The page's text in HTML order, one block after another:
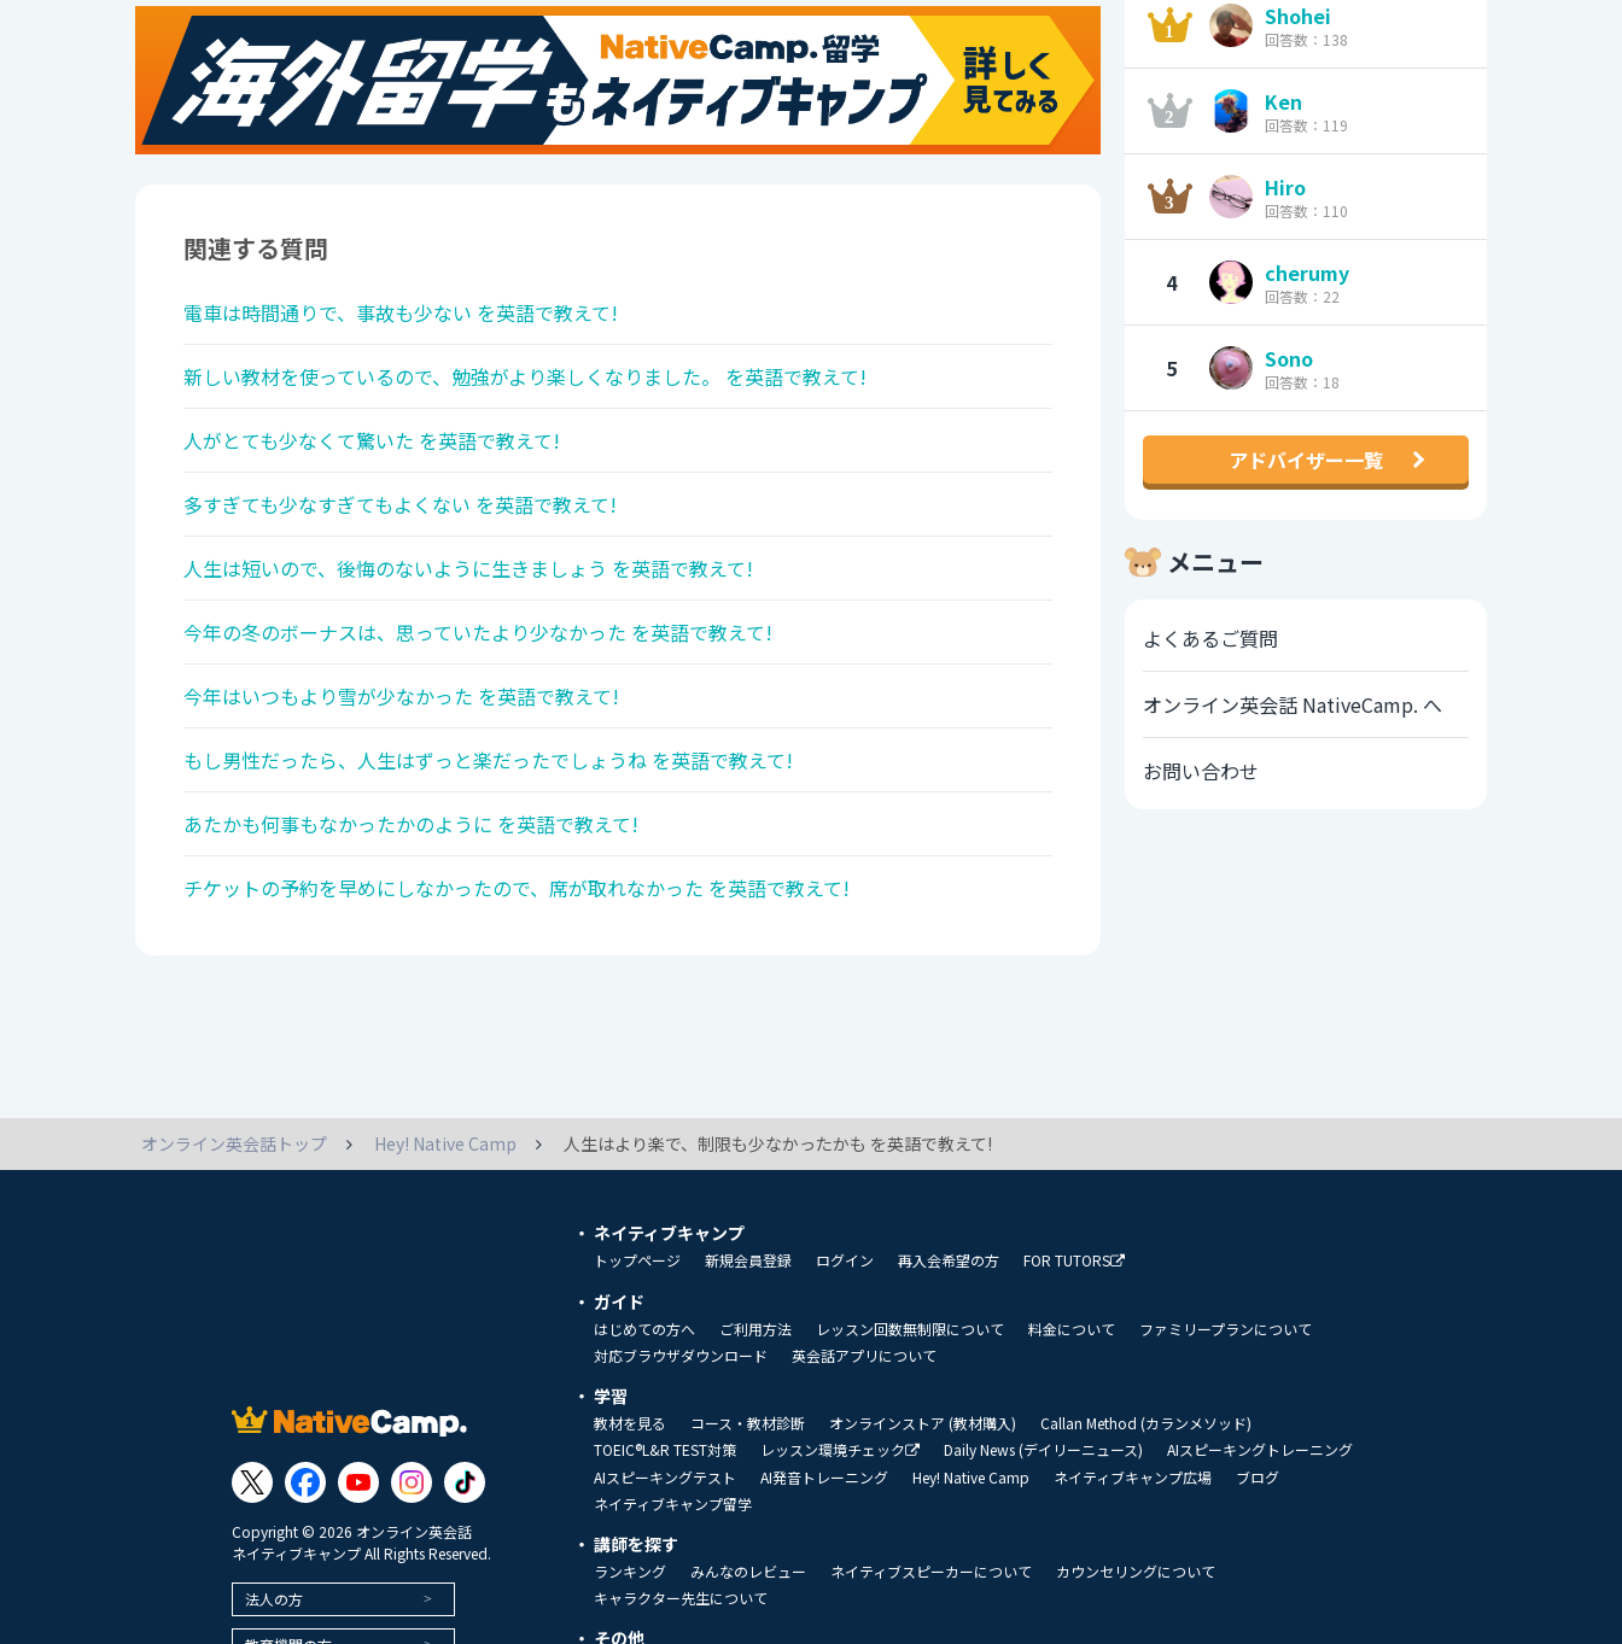
関連する質問
電車は時間通りで、事故も少ない を英語で教えて!
新しい教材を使っているので、勉強がより楽しくなりました。 を英語で教えて!
人がとても少なくて驚いた を英語で教えて!
多すぎても少なすぎてもよくない を英語で教えて!
人生は短いので、後悔のないように生きましょう を英語で教えて!
今年の冬のボーナスは、思っていたより少なかった を英語で教えて!
今年はいつもより雪が少なかった を英語で教えて!
もし男性だったら、人生はずっと楽だったでしょうね を英語で教えて!
あたかも何事もなかったかのように を英語で教えて!
チケットの予約を早めにしなかったので、席が取れなかった を英語で教えて!
Shohei
回答数：138
Ken
回答数：119
Hiro
回答数：110
4 cherumy
回答数：22
5 Sono
回答数：18
アドバイザー一覧
メニュー
よくあるご質問
オンライン英会話 NativeCamp. へ
お問い合わせ
オンライン英会話トップ Hey! Native Camp 人生はより楽で、制限も少なかったかも を英語で教えて!
Copyright © 2026 オンライン英会話
ネイティブキャンプ All Rights Reserved.
法人の方
ネイティブキャンプ
トップページ 新規会員登録 ログイン 再入会希望の方 FOR TUTORS
ガイド
はじめての方へ ご利用方法 レッスン回数無制限について 料金について
ファミリープランについて
対応ブラウザダウンロード
英会話アプリについて
学習
教材を見る コース・教材診断 オンラインストア (教材購入)
Callan Method (カランメソッド)
TOEIC®L&R TEST対策
レッスン環境チェック Daily News (デイリーニュース)
AIスピーキングトレーニング
AIスピーキングテスト
AI発音トレーニング Hey! Native Camp ネイティブキャンプ広場
ブログ
ネイティブキャンプ留学
講師を探す
ランキング みんなのレビュー ネイティブスピーカーについて
カウンセリングについて
キャラクター先生について
その他